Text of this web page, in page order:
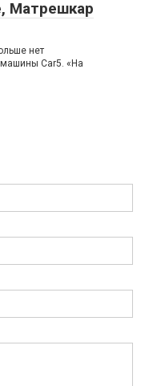
Матрешкар
нет
Car5. «На